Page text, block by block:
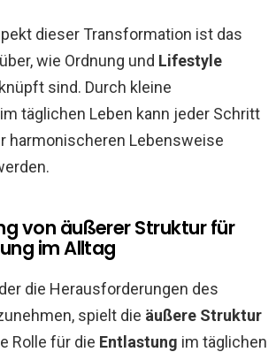
dieser Transformation ist das
wie Ordnung und Lifestyle
sind. Durch kleine
täglichen Leben kann jeder Schritt
harmonischeren Lebensweise
von äußerer Struktur für
im Alltag
die Herausforderungen des
spielt die äußere Struktur
Rolle für die Entlastung im täglichen